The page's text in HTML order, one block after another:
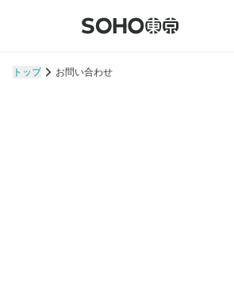
トップ お問い合わせ